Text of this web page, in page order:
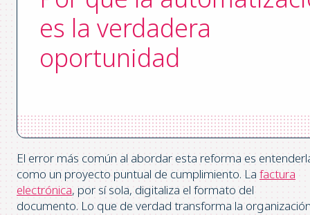
es la verdadera
oportunidad
El error más común al abordar esta reforma es
como un proyecto puntual de cumplimiento. La factura
electrónica, por sí sola, digitaliza el formato del
documento. Lo que de verdad transforma la